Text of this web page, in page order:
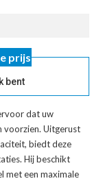
prijs
bent
dat uw
voorzien. Uitgerust
biedt deze
Hij beschikt
met een maximale